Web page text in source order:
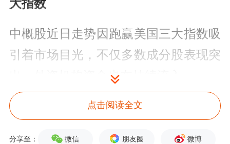
大指数
中概股近日走势因跑赢美国三大指数吸
引着市场目光，不仅多数成分股表现突
出，外资机构资金也在持续流入。
Wind数据显示，纳斯达克中国金龙指
点击阅读全文
分享至： 微信 朋友圈 微博